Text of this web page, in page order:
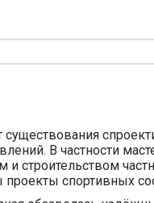
существования
В частности
строительством
проекты спортивных